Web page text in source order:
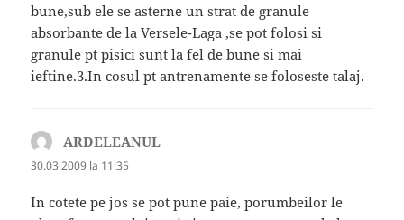
bune,sub ele se asterne un strat de granule
absorbante de la Versele-Laga ,se pot folosi si
granule pt pisici sunt la fel de bune si mai
ieftine.3.In cosul pt antrenamente se foloseste talaj.
ARDELEANUL
30.03.2009 la 11:35
In cotete pe jos se pot pune paie, porumbeilor le